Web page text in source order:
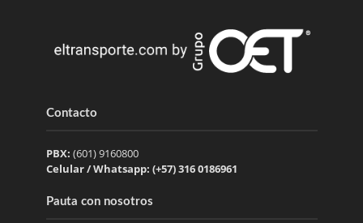
Contacto
PBX: (601) 9160800
Celular / Whatsapp: (+57) 316 0186961
Pauta con nosotros